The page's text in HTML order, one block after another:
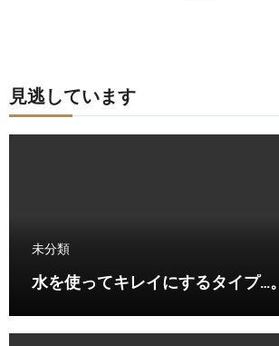
見逃しています
未分類
水を使ってキレイにするタイプ…。